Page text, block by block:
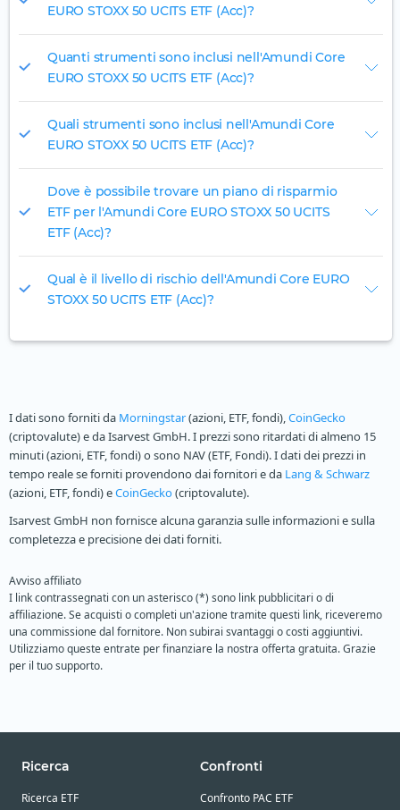
EURO STOXX 50 UCITS ETF (Acc)?
Quanti strumenti sono inclusi nell'Amundi Core
EURO STOXX 50 UCITS ETF (Acc)?
Quali strumenti sono inclusi nell'Amundi Core
EURO STOXX 50 UCITS ETF (Acc)?
Dove è possibile trovare un piano di risparmio
ETF per l'Amundi Core EURO STOXX 50 UCITS
ETF (Acc)?
Qual è il livello di rischio dell'Amundi Core EURO
STOXX 50 UCITS ETF (Acc)?
I dati sono forniti da Morningstar(azioni, ETF, fondi),CoinGecko
(criptovalute) e da Isarvest GmbH. I prezzi sono ritardati di almeno 15
minuti (azioni, ETF, fondi) o sono NAV (ETF, Fondi). I dati dei prezzi in
tempo reale se forniti provendono dai fornitori e da Lang & Schwarz
(azioni, ETF, fondi) eCoinGecko(criptovalute).
Isarvest GmbH non fornisce alcuna garanzia sulle informazioni e sulla
completezza e precisione dei dati forniti.
Avviso affiliato
I link contrassegnati con un asterisco (*) sono link pubblicitari o di
affiliazione. Se acquisti o completi un'azione tramite questi link, riceveremo
una commissione dal fornitore. Non subirai svantaggi o costi aggiuntivi.
Utilizziamo queste entrate per finanziare la nostra offerta gratuita. Grazie
per il tuo supporto.
Ricerca
Ricerca ETF
Confronti
Confronto PAC ETF